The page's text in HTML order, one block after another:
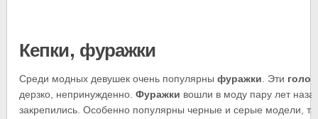
Кепки, фуражки
Среди модных девушек очень популярныфуражки . Эти
дерзко, непринужденно.Фуражки вошли в моду пару лет
закрепились. Особенно популярны черные и серые модели,